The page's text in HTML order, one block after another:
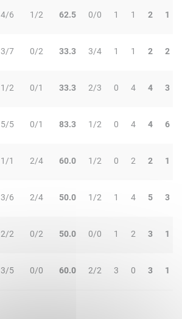
4/6 1/2 62.5 0/0 1 1 2 1
3/7 0/2 33.3 3/4 1 1 2 2
1/2 0/1 33.3 2/3 0 4 4 3
5/5 0/1 83.3 1/2 0 4 4 6
1/1 2/4 60.0 1/2 0 2 2 1
3/6 2/4 50.0 1/2 1 4 5 3
2/2 0/2 50.0 0/0 1 2 3 1
3/5 0/0 60.0 2/2 3 0 3 1